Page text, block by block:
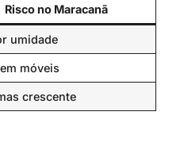
Risco no Maracanã
umidade
móveis
crescente